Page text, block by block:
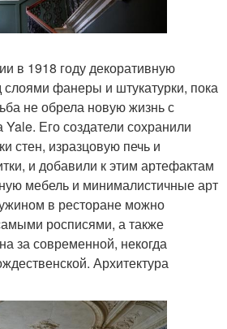
в 1918 году декоративную
слоями фанеры и штукатурки, пока
не обрела новую жизнь с
Его создатели сохранили
стен, изразцовую печь и
и добавили к этим артефактам
мебель и минималистичные арт
в ресторане можно
росписями, а также
за современной, некогда
Архитектура